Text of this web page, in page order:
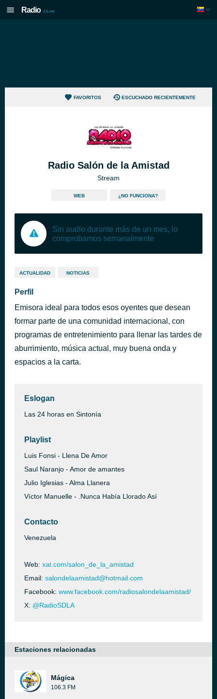
Radio .co.ve
FAVORITOS ESCUCHADO RECIENTEMENTE
Radio Salón de la Amistad
Stream
WEB ¿NO FUNCIONA?
Sin audio durante más de un mes, lo
comprobamos semanalmente
ACTUALIDAD NOTICIAS
Perfil
Emisora ideal para todos esos oyentes que desean
formar parte de una comunidad internacional, con
programas de entretenimiento para llenar las tardes de
aburrimiento, música actual, muy buena onda y
espacios a la carta.
Eslogan
Las 24 horas en Sintonía
Playlist
Luis Fonsi - Llena De Amor
Saul Naranjo - Amor de amantes
Julio Iglesias - Alma Llanera
Víctor Manuelle - .Nunca Había Llorado Así
Contacto
Venezuela
Web: xat.com/salon_de_la_amistad
Email: salondelaamistad@hotmail.com
Facebook: www.facebook.com/radiosalondelaamistad/
X: @RadioSDLA
Estaciones relacionadas
Mágica
106.3 FM